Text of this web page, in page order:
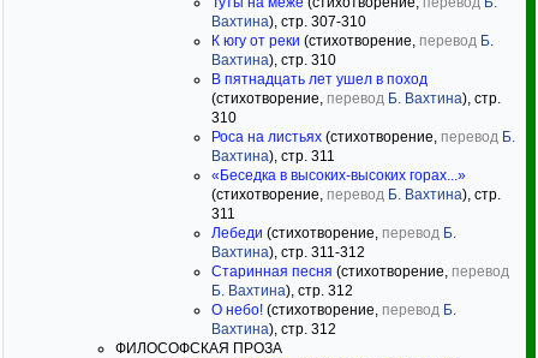
Вахтина), стр. 307-310
К югу от реки (стихотворение, перевод Б.
Вахтина), стр. 310
В пятнадцать лет ушел в поход
(стихотворение, перевод Б. Вахтина), стр.
310
Роса на листьях (стихотворение, перевод Б.
Вахтина), стр. 311
«Беседка в высоких-высоких горах...»
(стихотворение, перевод Б. Вахтина), стр.
311
Лебеди (стихотворение, перевод Б.
Вахтина), стр. 311-312
Старинная песня (стихотворение, перевод
Б. Вахтина), стр. 312
О небо! (стихотворение, перевод Б.
Вахтина), стр. 312
ФИЛОСОФСКАЯ ПРОЗА